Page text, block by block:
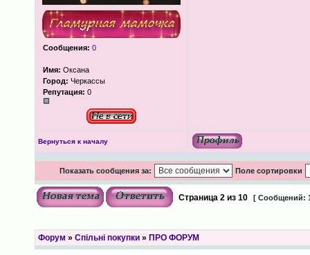
Сообщения: 0
Имя: Оксана
Город: Черкассы
Репутация: 0
Вернуться к началу
Показать сообщения за: Поле сортировки
Страница 2из 10 [ Сообщений:
Форум » Спільні покупки» ПРО ФОРУМ